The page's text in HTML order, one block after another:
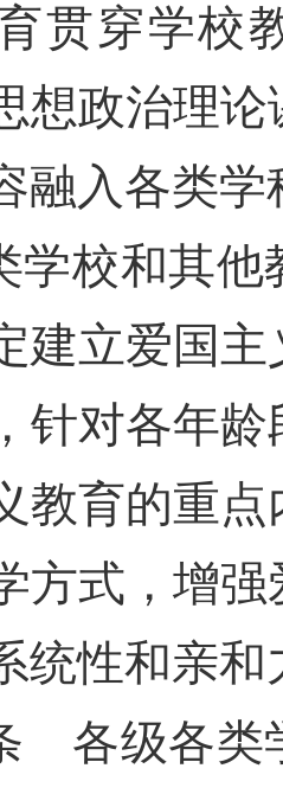
贯穿学校
想政治理
融入各类
学校和其他
建立爱国
针对各年
教育的重
方式，增
统性和亲和
各级各类